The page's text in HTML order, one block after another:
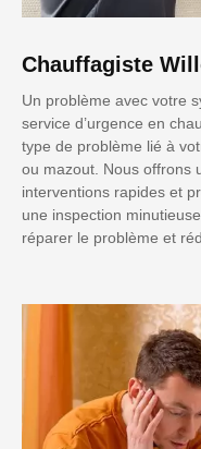
Chauffagiste
Un problème avec votre
service d’urgence en
type de problème lié à
ou mazout. Nous offrons
interventions rapides et
une inspection
réparer le problème et